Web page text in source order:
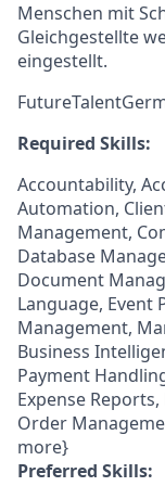
Menschen mit
Gleichgestellte
eingestellt.
Required Skills:
Accountability,
Automation,
Management,
Database
Document
Language, Event
Management,
Business
Payment
Expense
Order
more}
Preferred Skills: